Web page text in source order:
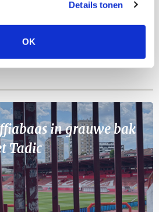
Details tonen
OK
in grauwe bak
Tadic